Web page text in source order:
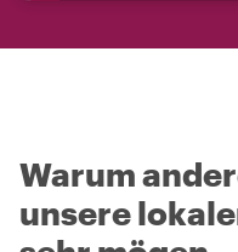
Warum
unsere